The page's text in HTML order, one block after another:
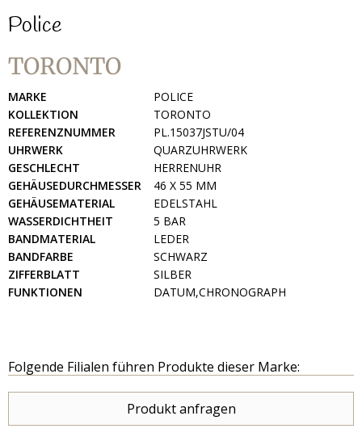
Police
TORONTO
MARKE
POLICE
KOLLEKTION
TORONTO
REFERENZNUMMER
PL.15037JSTU/04
UHRWERK
QUARZUHRWERK
GESCHLECHT
HERRENUHR
GEHÄUSEDURCHMESSER
46 X 55 MM
GEHÄUSEMATERIAL
EDELSTAHL
WASSERDICHTHEIT
5 BAR
BANDMATERIAL
LEDER
BANDFARBE
SCHWARZ
ZIFFERBLATT
SILBER
FUNKTIONEN
DATUM,CHRONOGRAPH
Folgende Filialen führen Produkte dieser Marke:
Produkt anfragen